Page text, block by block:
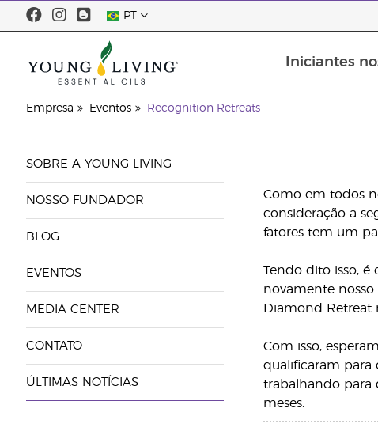
PT
Iniciantes
Empresa Eventos Recognition Retreats
SOBRE A YOUNG LIVING
NOSSO FUNDADOR
BLOG
EVENTOS
MEDIA CENTER
CONTATO
ÚLTIMAS NOTÍCIAS
Como em todos
consideração a
fatores tem um
Tendo dito isso,
novamente nosso
Diamond Retreat
Com isso,
qualificaram para
trabalhando para
meses.